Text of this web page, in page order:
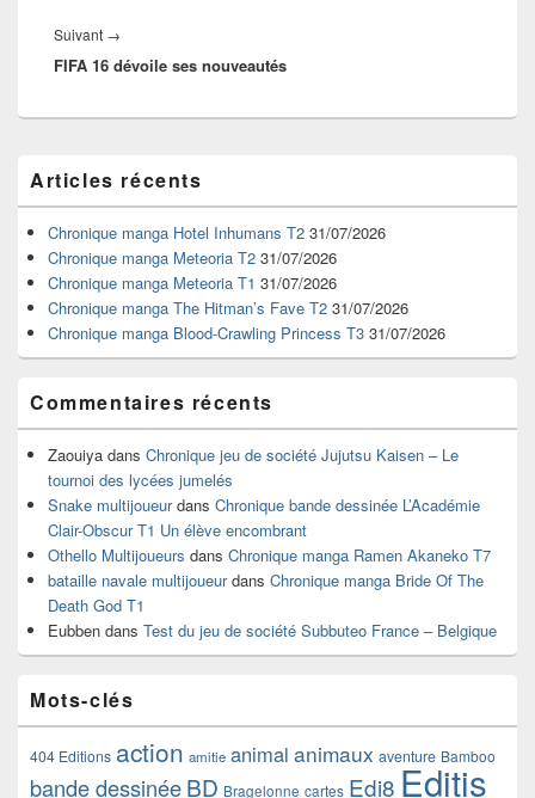
Suivant →
suivant :
FIFA 16 dévoile ses nouveautés
principale
de
widget
pour
barre
latérale
Articles récents
Chronique manga Hotel Inhumans T2 31/07/2026
Chronique manga Meteoria T2 31/07/2026
Chronique manga Meteoria T1 31/07/2026
Chronique manga The Hitman’s Fave T2 31/07/2026
Chronique manga Blood-Crawling Princess T3 31/07/2026
Commentaires récents
Zaouiya dans Chronique jeu de société Jujutsu Kaisen – Le
tournoi des lycées jumelés
Snake multijoueurdans Chronique bande dessinée L’Académie
Clair-Obscur T1 Un élève encombrant
Othello Multijoueurs dans Chronique manga Ramen Akaneko T7
bataille navale multijoueurdans Chronique manga Bride Of The
Death God T1
Eubben dans Test du jeu de société Subbuteo France – Belgique
Mots-clés
404 Editions action amitie animal animaux aventure Bamboo
bande dessinéeBD Bragelonne cartes Edi8 Editis